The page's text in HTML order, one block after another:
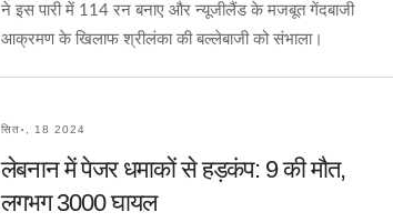
ने इस पारी में 114 रन बनाए और न्यूजीलैंड के मजबूत गेंदबाजी
आक्रमण के खिलाफ श्रीलंका की बल्लेबाजी को संभाला।
सित॰, 18 2024
लेबनान में पेजर धमाकों से हड़कंप: 9 की मौत,
लगभग 3000 घायल